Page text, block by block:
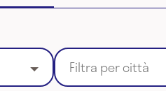
Filtra per città